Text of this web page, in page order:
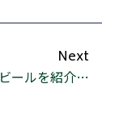
Next
ベトナムのビールを紹介します。